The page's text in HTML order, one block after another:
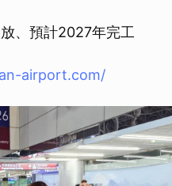
、預計2027年完工
airport.com/